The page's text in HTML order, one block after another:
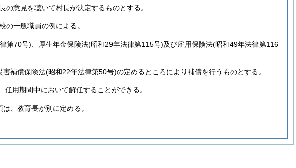
意見を聴いて村長が決定するものとする。
の一般職員の例による。
第70号) 、厚生年金保険法(昭和29年法律第115号)及び雇用保険法(昭和49年法律第116
害補償保険法(昭和22年法律第50号)の定めるところにより補償を行うものとする。
用期間中において解任することができる。
、教育長が別に定める。